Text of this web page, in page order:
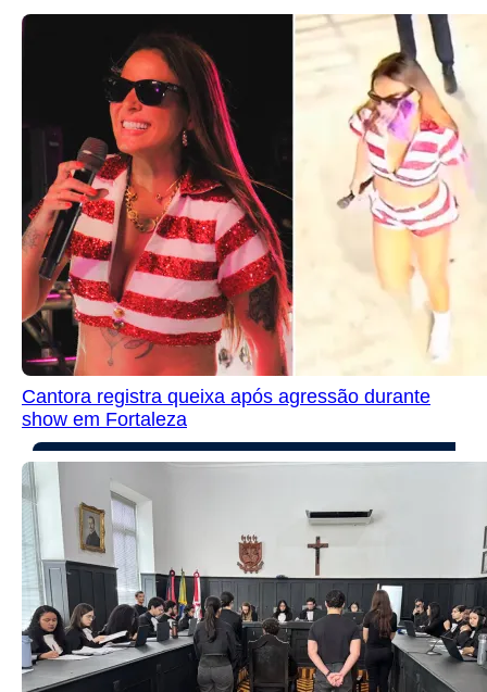
Cantora registra queixa após agressão durante
show em Fortaleza